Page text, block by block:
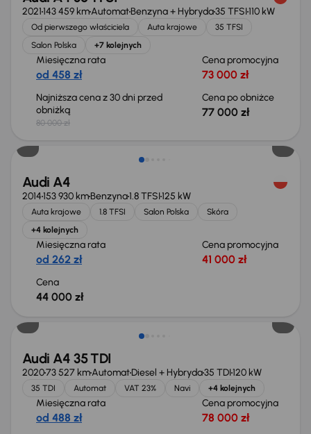
2021143 459 kmAutomatBenzyna + Hybryda35 TFSI110 kW
Od pierwszego właściciela Auta krajowe
35 TFSI
Salon Polska
+7 kolejnych
Miesięczna rata
od 458 zł
Cena promocyjna
73 000 zł
Najniższa cena z 30 dni przed
obniżką
80 000 zł
Cena po obniżce
77 000 zł
Świeżo skupione
Audi A4
2014153 930 kmBenzyna1.8 TFSI125 kW
Auta krajowe 1.8 TFSI Salon Polska
Skóra
+4 kolejnych
Miesięczna rata
od 262 zł
Cena promocyjna
41 000 zł
Cena
44 000 zł
Audi A4 35 TDI
202073 527 kmAutomatDiesel + Hybryda35 TDI120 kW
35 TDI Automat VAT 23% Navi +4 kolejnych
Miesięczna rata
od 488 zł
Cena promocyjna
78 000 zł